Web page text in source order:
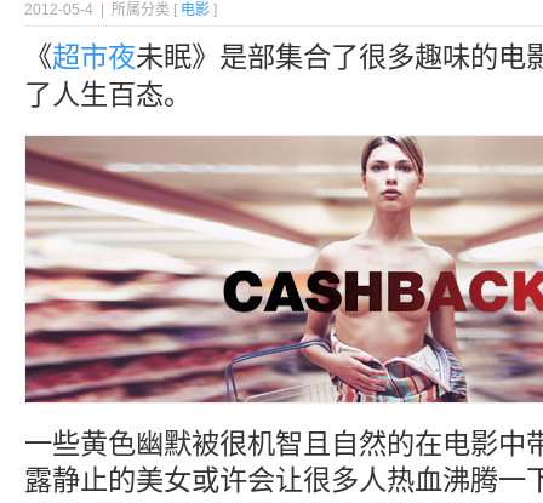
2012-05-4 | 所属分类 [ 电影 ]
《超市夜未眠》是部集合了很多趣味的电
了人生百态。
一些黄色幽默被很机智且自然的在电影中
露静止的美女或许会让很多人热血沸腾一